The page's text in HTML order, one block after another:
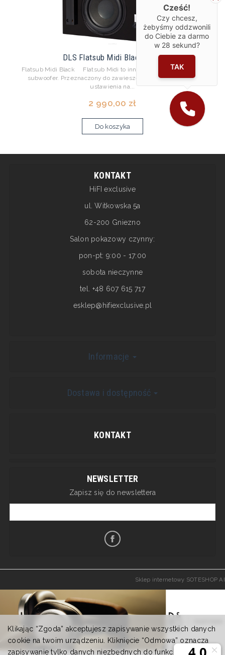
DLS Flatsub Midi Black satin
Flatsub Midi Black Flatsub Midi to inny aktywny, kompaktowy
subwoofer. Przeznaczony do zawieszenia na ścianie lub do
ustawienia na...
2 990,00 zł
Do koszyka
KONTAKT
HiFI exclusive
ul. Witkowska 5a
62-200 Gniezno
Salon pokazowy czynny:
pon-pt: 9:00 - 17:00
sobota nieczynne
tel. +48 607 615 717
esklep@hifiexclusive.pl
Informacje
Dostawa i dostępność
KONTAKT
NEWSLETTER
Zapisz się do newslettera
Sklep internetowy SOTESHOP AI
Klikając “Zgoda” akceptujesz zapisywanie wszystkich danych
cookie na twoim urządzeniu. Kliknięcie “Odmowa” oznacza
zapisywanie tylko danych niezbędnych do funkcjonowania
Cześć!
Czy chcesz,
żebyśmy oddzwonili
do Ciebie za darmo
w 28 sekund?
TAK